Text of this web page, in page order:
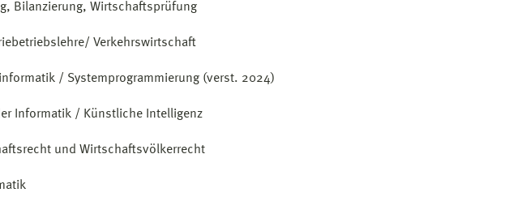
Bilanzierung, Wirtschaftsprüfung
Verkehrswirtschaft
/ Systemprogrammierung (verst. 2024)
Informatik / Künstliche Intelligenz
und Wirtschaftsvölkerrecht